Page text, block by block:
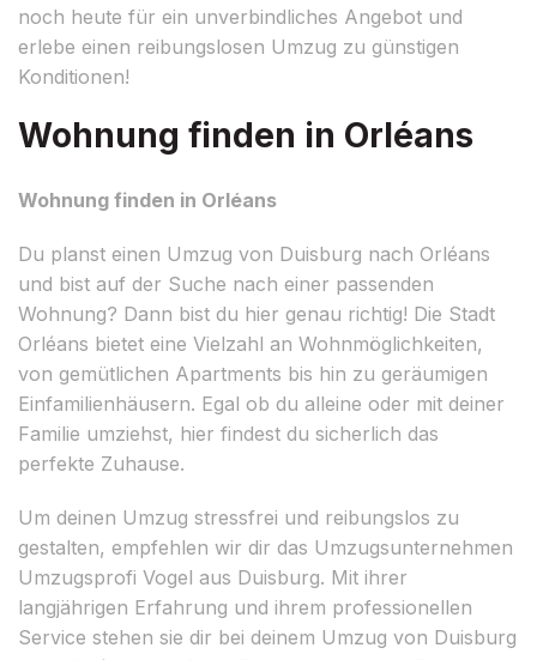
noch heute für ein unverbindliches Angebot und
erlebe einen reibungslosen Umzug zu günstigen
Konditionen!
Wohnung finden in Orléans
Wohnung finden in Orléans
Du planst einen Umzug von Duisburg nach Orléans
und bist auf der Suche nach einer passenden
Wohnung? Dann bist du hier genau richtig! Die Stadt
Orléans bietet eine Vielzahl an Wohnmöglichkeiten,
von gemütlichen Apartments bis hin zu geräumigen
Einfamilienhäusern. Egal ob du alleine oder mit deiner
Familie umziehst, hier findest du sicherlich das
perfekte Zuhause.
Um deinen Umzug stressfrei und reibungslos zu
gestalten, empfehlen wir dir das Umzugsunternehmen
Umzugsprofi Vogel aus Duisburg. Mit ihrer
langjährigen Erfahrung und ihrem professionellen
Service stehen sie dir bei deinem Umzug von Duisburg